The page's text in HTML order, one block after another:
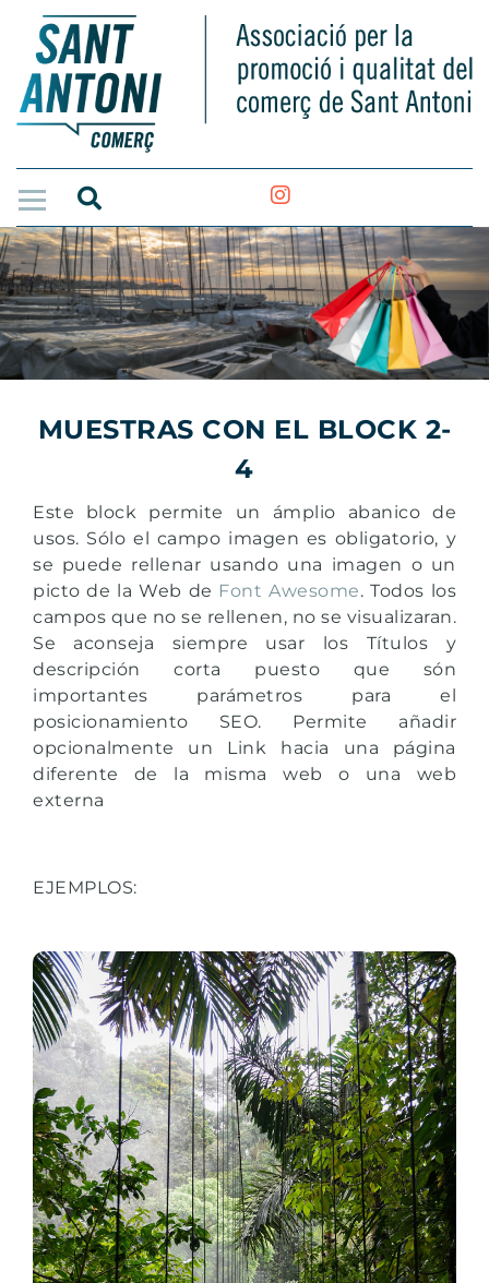
MUESTRAS CON EL BLOCK 2-
4
Este block permite un ámplio abanico de
usos. Sólo el campo imagen es obligatorio, y
se puede rellenar usando una imagen o un
picto de la Web de Font Awesome. Todos los
campos que no se rellenen, no se visualizaran.
Se aconseja siempre usar los Títulos y
descripción corta puesto que són
importantes parámetros para el
posicionamiento SEO. Permite añadir
opcionalmente un Link hacia una página
diferente de la misma web o una web
externa
EJEMPLOS: